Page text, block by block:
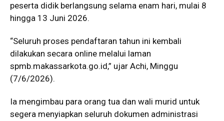
peserta didik berlangsung selama enam hari, mulai 8
hingga 13 Juni 2026.
“Seluruh proses pendaftaran tahun ini kembali
dilakukan secara online melalui laman
spmb.makassarkota.go.id,” ujar Achi, Minggu
(7/6/2026).
Ia mengimbau para orang tua dan wali murid untuk
segera menyiapkan seluruh dokumen administrasi